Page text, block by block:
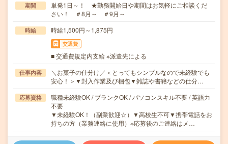
期間
単発1日～！ ★勤務開始日や期間はお気軽にご相談くだ
さい！ ＃8月～ ＃9月～
時給 時給1,500円～1,875円
交通費
■ 交通費規定内支給 ※派遣先による
仕事内容
＼お菓子の仕分け／＜とってもシンプルなので未経験でも
安心！＞▼封入作業及び梱包▼雑誌や書籍などの仕分…
応募資格
職種未経験OK / ブランクOK / パソコンスキル不要 / 英語力
不要
▼未経験OK！（副業歓迎☆）▼高校生不可▼携帯電話をお
持ちの方（業務連絡に使用）※応募後のご連絡はメ…